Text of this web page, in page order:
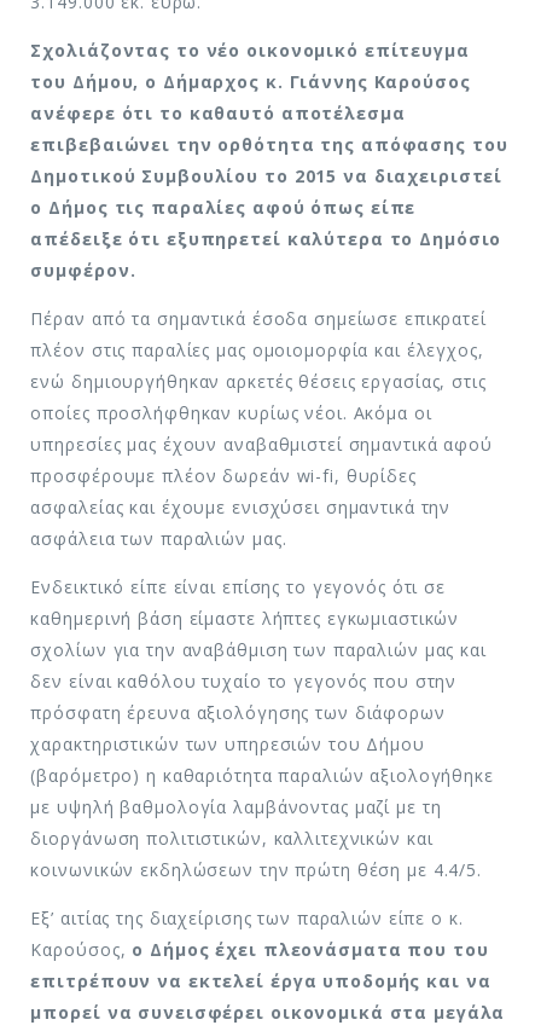
Σχολιάζοντας το νέο οικονομικό επίτευγμα
του Δήμου, ο Δήμαρχος κ. Γιάννης Καρούσος
ανέφερε ότι το καθαυτό αποτέλεσμα
επιβεβαιώνει την ορθότητα της απόφασης του
Δημοτικού Συμβουλίου το 2015 να διαχειριστεί
ο Δήμος τις παραλίες αφού όπως είπε
απέδειξε ότι εξυπηρετεί καλύτερα το Δημόσιο
συμφέρον.
Πέραν από τα σημαντικά έσοδα σημείωσε επικρατεί
πλέον στις παραλίες μας ομοιομορφία και έλεγχος,
ενώ δημιουργήθηκαν αρκετές θέσεις εργασίας, στις
οποίες προσλήφθηκαν κυρίως νέοι. Ακόμα οι
υπηρεσίες μας έχουν αναβαθμιστεί σημαντικά αφού
προσφέρουμε πλέον δωρεάν wi-fi, θυρίδες
ασφαλείας και έχουμε ενισχύσει σημαντικά την
ασφάλεια των παραλιών μας.
Ενδεικτικό είπε είναι επίσης το γεγονός ότι σε
καθημερινή βάση είμαστε λήπτες εγκωμιαστικών
σχολίων για την αναβάθμιση των παραλιών μας και
δεν είναι καθόλου τυχαίο το γεγονός που στην
πρόσφατη έρευνα αξιολόγησης των διάφορων
χαρακτηριστικών των υπηρεσιών του Δήμου
(βαρόμετρο) η καθαριότητα παραλιών αξιολογήθηκε
με υψηλή βαθμολογία λαμβάνοντας μαζί με τη
διοργάνωση πολιτιστικών, καλλιτεχνικών και
κοινωνικών εκδηλώσεων την πρώτη θέση με 4.4/5.
Εξ’ αιτίας της διαχείρισης των παραλιών είπε ο κ.
Καρούσος, ο Δήμος έχει πλεονάσματα που του
επιτρέπουν να εκτελεί έργα υποδομής και να
μπορεί να συνεισφέρει οικονομικά στα μεγάλα